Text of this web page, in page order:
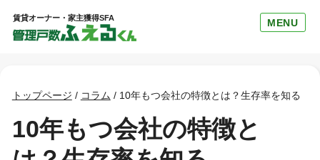
賃貸オーナー・家主獲得SFA MENU
トップページ / コラム / 10年もつ会社の特徴とは？生存率を知る
10年もつ会社の特徴と